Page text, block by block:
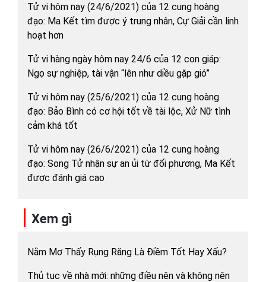
Tử vi hôm nay (24/6/2021) của 12 cung hoàng
đạo: Ma Kết tìm được ý trung nhân, Cự Giải cần linh
hoạt hơn
Tử vi hàng ngày hôm nay 24/6 của 12 con giáp:
Ngọ sự nghiệp, tài vận “lên như diều gặp gió”
Tử vi hôm nay (25/6/2021) của 12 cung hoàng
đạo: Bảo Bình có cơ hội tốt về tài lộc, Xử Nữ tình
cảm khá tốt
Tử vi hôm nay (26/6/2021) của 12 cung hoàng
đạo: Song Tử nhận sự an ủi từ đối phương, Ma Kết
được đánh giá cao
Xem gì
Nằm Mơ Thấy Rụng Răng Là Điềm Tốt Hay Xấu?
Thủ tục về nhà mới: những điều nên và không nên